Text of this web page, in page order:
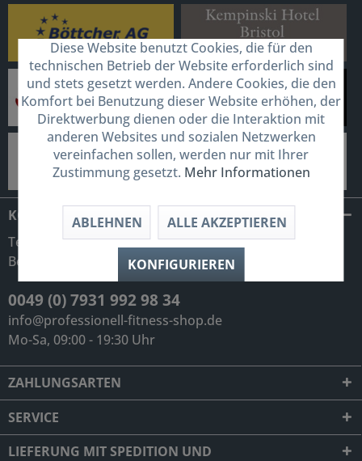
KONTAKT
Telefonische Unterstützung und
Beratung unter:
0049 (0) 7931 992 98 34
info@professionell-fitness-shop.de
Mo-Sa, 09:00 - 19:30 Uhr
ZAHLUNGSARTEN
SERVICE
LIEFERUNG MIT SPEDITION UND
Diese Website benutzt Cookies, die für den
technischen Betrieb der Website erforderlich sind
und stets gesetzt werden. Andere Cookies, die den
Komfort bei Benutzung dieser Website erhöhen, der
Direktwerbung dienen oder die Interaktion mit
anderen Websites und sozialen Netzwerken
vereinfachen sollen, werden nur mit Ihrer
Zustimmung gesetzt. Mehr Informationen
ABLEHNEN ALLE AKZEPTIEREN
KONFIGURIEREN